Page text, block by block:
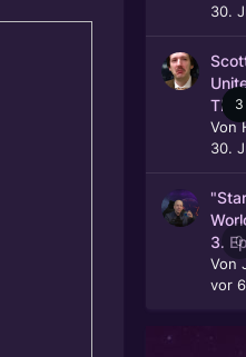
30.
3
Von
30.
0
3.
Von
vor